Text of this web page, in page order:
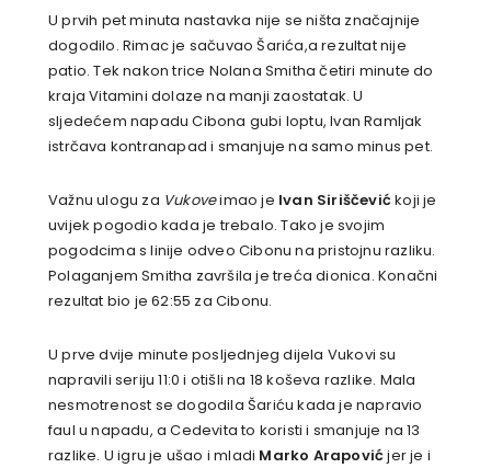
U prvih pet minuta nastavka nije se ništa značajnije
dogodilo. Rimac je sačuvao Šarića,a rezultat nije
patio. Tek nakon trice Nolana Smitha četiri minute do
kraja Vitamini dolaze na manji zaostatak. U
sljedećem napadu Cibona gubi loptu, Ivan Ramljak
istrčava kontranapad i smanjuje na samo minus pet.
Važnu ulogu za Vukoveimao je Ivan Siriščevićkoji je
uvijek pogodio kada je trebalo. Tako je svojim
pogodcima s linije odveo Cibonu na pristojnu razliku.
Polaganjem Smitha završila je treća dionica. Konačni
rezultat bio je 62:55 za Cibonu.
U prve dvije minute posljednjeg dijela Vukovi su
napravili seriju 11:0 i otišli na 18 koševa razlike. Mala
nesmotrenost se dogodila Šariću kada je napravio
faul u napadu, a Cedevita to koristi i smanjuje na 13
razlike. U igru je ušao i mladi Marko Arapovićjer je i